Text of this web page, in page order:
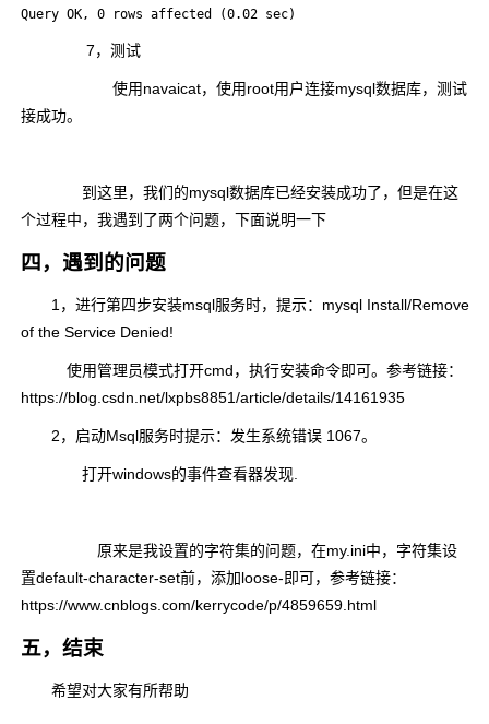
7，测试
使用navaicat，使用root用户连接mysql数据库，测试
接成功。
到这里，我们的mysql数据库已经安装成功了，但是在这
个过程中，我遇到了两个问题，下面说明一下
四，遇到的问题
1，进行第四步安装msql服务时，提示：mysql Install/Remove
of the Service Denied!
使用管理员模式打开cmd，执行安装命令即可。参考链接：
https://blog.csdn.net/lxpbs8851/article/details/14161935
2，启动Msql服务时提示：发生系统错误 1067。
打开windows的事件查看器发现.
原来是我设置的字符集的问题，在my.ini中，字符集设
置default-character-set前，添加loose-即可，参考链接：
https://www.cnblogs.com/kerrycode/p/4859659.html
五，结束
希望对大家有所帮助